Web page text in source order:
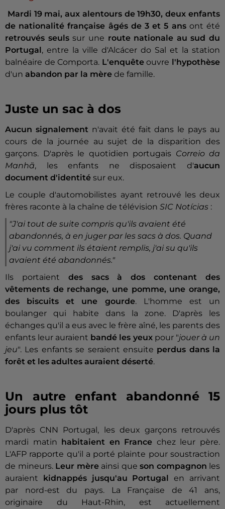
Mardi 19 mai, aux alentours de 19h30, deux enfants
de nationalité française âgés de 3 et 5 ansont été
retrouvés seulssur une route nationale au sud du
Portugal , entre la ville d'Alcácer do Sal et la station
balnéaire de Comporta. L'enquêteouvre l'hypothèse
d'un abandon par la mère de famille.
Juste un sac à dos
Aucun signalementn'avait été fait dans le pays au
cours de la journée au sujet de la disparition des
garçons. D'après le quotidien portugais Correio da
Manhã, les enfants ne disposaient d'aucun
document d'identité sur eux.
Le couple d'automobilistes ayant retrouvé les deux
frères raconte à la chaîne de télévision SIC Notícias :
"J'ai tout de suite compris qu'ils avaient été
abandonnés, à en juger par les sacs à dos. Quand
j'ai vu comment ils étaient remplis, j'ai su qu'ils
avaient été abandonnés."
Ils portaient des sacs à dos contenant des
vêtements de rechange, une pomme, une orange,
des biscuits et une gourde. L'homme est un
boulanger qui habite dans la zone. D'après les
échanges qu'il a eus avec le frère aîné, les parents des
enfants leur auraient bandé les yeux pour "jouer à un
jeu". Les enfants se seraient ensuite perdus dans la
forêt et les adultes auraient déserté.
Un autre enfant abandonné 15
jours plus tôt
D'après CNN Portugal, les deux garçons retrouvés
mardi matin
habitaient en France chez leur père.
L'AFP rapporte qu'il a porté plainte pour soustraction
de mineurs. Leur mèreainsi que son compagnon les
auraient
kidnappés jusqu'au Portugalen arrivant
par nord-est du pays. La Française de 41 ans,
originaire du Haut-Rhin, est actuellement